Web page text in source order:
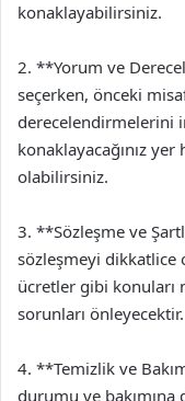
konaklayabilirsiniz.
2. **Yorum ve
seçerken, önceki
derecelendirmelerini
konaklayacağınız
olabilirsiniz.
3. **Sözleşme ve
sözleşmeyi dikkatlice
ücretler gibi konuları
sorunları önleyecektir.
4. **Temizlik ve
durumu ve bakımına